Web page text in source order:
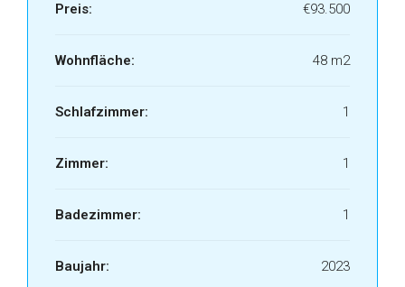
Preis: €93.500
Wohnfläche: 48 m2
Schlafzimmer: 1
Zimmer: 1
Badezimmer: 1
Baujahr: 2023